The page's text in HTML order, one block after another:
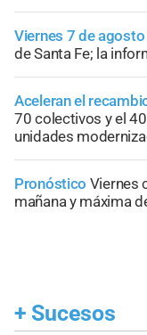
Viernes 7 de
de Santa Fe; la
Aceleran el
70 colectivos y el
unidades
Pronóstico Viernes
mañana y máxima
+ Sucesos